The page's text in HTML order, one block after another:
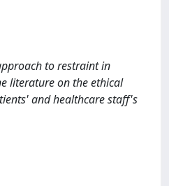
to restraint in
literature on the ethical
and healthcare staff's